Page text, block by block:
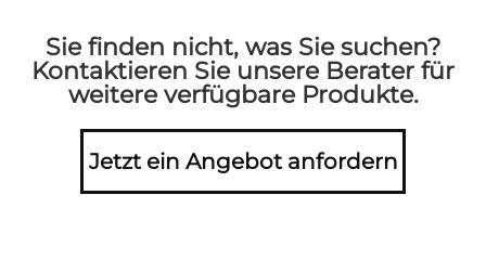
Sie finden nicht, was Sie suchen?
Kontaktieren Sie unsere Berater für
weitere verfügbare Produkte.
Jetzt ein Angebot anfordern